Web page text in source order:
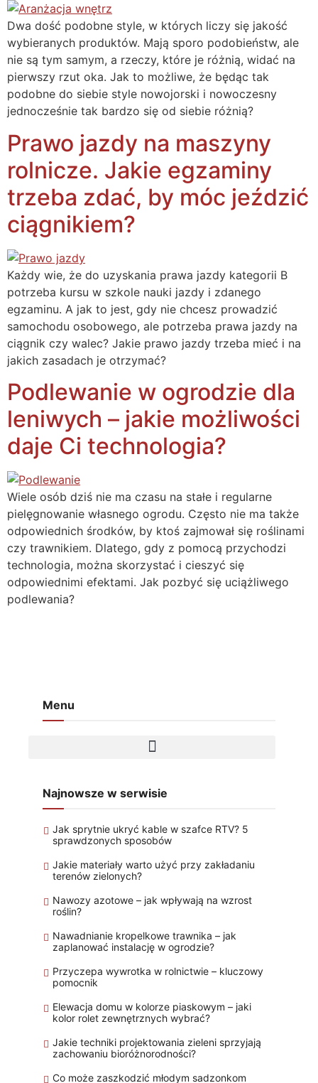
Dwa dość podobne style, w których liczy się jakość
wybieranych produktów. Mają sporo podobieństw, ale
nie są tym samym, a rzeczy, które je różnią, widać na
pierwszy rzut oka. Jak to możliwe, że będąc tak
podobne do siebie style nowojorski i nowoczesny
jednocześnie tak bardzo się od siebie różnią?
Prawo jazdy na maszyny
rolnicze. Jakie egzaminy
trzeba zdać, by móc jeździć
ciągnikiem?
Każdy wie, że do uzyskania prawa jazdy kategorii B
potrzeba kursu w szkole nauki jazdy i zdanego
egzaminu. A jak to jest, gdy nie chcesz prowadzić
samochodu osobowego, ale potrzeba prawa jazdy na
ciągnik czy walec? Jakie prawo jazdy trzeba mieć i na
jakich zasadach je otrzymać?
Podlewanie w ogrodzie dla
leniwych – jakie możliwości
daje Ci technologia?
Wiele osób dziś nie ma czasu na stałe i regularne
pielęgnowanie własnego ogrodu. Często nie ma także
odpowiednich środków, by ktoś zajmował się roślinami
czy trawnikiem. Dlatego, gdy z pomocą przychodzi
technologia, można skorzystać i cieszyć się
odpowiednimi efektami. Jak pozbyć się uciążliwego
podlewania?
Menu
Najnowsze w serwisie
Jak sprytnie ukryć kable w szafce RTV? 5
sprawdzonych sposobów
Jakie materiały warto użyć przy zakładaniu
terenów zielonych?
Nawozy azotowe – jak wpływają na wzrost
roślin?
Nawadnianie kropelkowe trawnika – jak
zaplanować instalację w ogrodzie?
Przyczepa wywrotka w rolnictwie – kluczowy
pomocnik
Elewacja domu w kolorze piaskowym – jaki
kolor rolet zewnętrznych wybrać?
Jakie techniki projektowania zieleni sprzyjają
zachowaniu bioróżnorodności?
Co może zaszkodzić młodym sadzonkom